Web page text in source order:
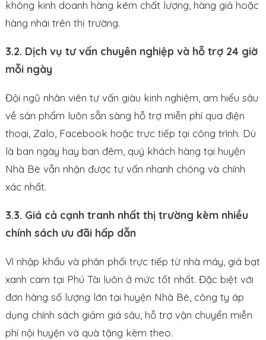
không kinh doanh hàng kém chất lượng, hàng giả hoặc
hàng nhái trên thị trường.
3.2. Dịch vụ tư vấn chuyên nghiệp và hỗ trợ 24 giờ
mỗi ngày
Đội ngũ nhân viên tư vấn giàu kinh nghiệm, am hiểu sâu
về sản phẩm luôn sẵn sàng hỗ trợ miễn phí qua điện
thoại, Zalo, Facebook hoặc trực tiếp tại công trình. Dù
là ban ngày hay ban đêm, quý khách hàng tại huyện
Nhà Bè vẫn nhận được tư vấn nhanh chóng và chính
xác nhất.
3.3. Giá cả cạnh tranh nhất thị trường kèm nhiều
chính sách ưu đãi hấp dẫn
Vì nhập khẩu và phân phối trực tiếp từ nhà máy, giá bạt
xanh cam tại Phú Tài luôn ở mức tốt nhất. Đặc biệt với
đơn hàng số lượng lớn tại huyện Nhà Bè, công ty áp
dụng chính sách giảm giá sâu, hỗ trợ vận chuyển miễn
phí nội huyện và quà tặng kèm theo.